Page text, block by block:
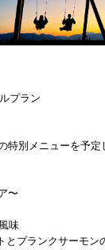
プラン
特別メニューを予
〜
味
とプランクサーモン